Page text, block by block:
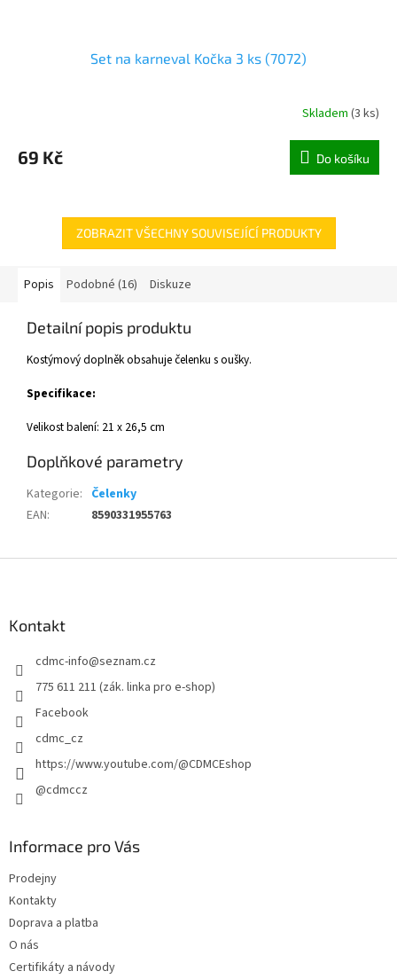
Set na karneval Kočka 3 ks (7072)
Skladem (3 ks)
69 Kč Do košíku
ZOBRAZIT VŠECHNY SOUVISEJÍCÍ PRODUKTY
Popis Podobné (16) Diskuze
Detailní popis produktu
Kostýmový doplněk obsahuje čelenku s oušky.
Specifikace:
Velikost balení: 21 x 26,5 cm
Doplňkové parametry
Kategorie: Čelenky
EAN: 8590331955763
Kontakt
cdmc-info@seznam.cz
775 611 211 (zák. linka pro e-shop)
Facebook
cdmc_cz
https://www.youtube.com/@CDMCEshop
@cdmccz
Informace pro Vás
Prodejny
Kontakty
Doprava a platba
O nás
Certifikáty a návody